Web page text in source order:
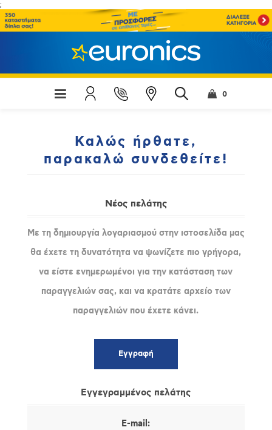
;
0
Καλώς ήρθατε,
παρακαλώ συνδεθείτε!
Νέος πελάτης
Με τη δημιουργία λογαριασμού στην ιστοσελίδα μας
θα έχετε τη δυνατότητα να ψωνίζετε πιο γρήγορα,
να είστε ενημερωμένοι για την κατάσταση των
παραγγελιών σας, και να κρατάτε αρχείο των
παραγγελιών που έχετε κάνει.
Εγγεγραμμένος πελάτης
E-mail: